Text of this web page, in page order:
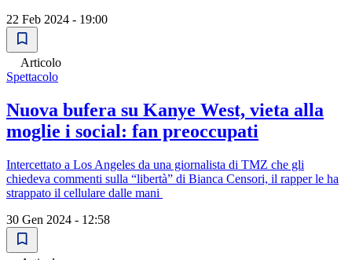
22 Feb 2024 - 19:00
Articolo
Spettacolo
Nuova bufera su Kanye West, vieta alla
moglie i social: fan preoccupati
Intercettato a Los Angeles da una giornalista di TMZ che gli
chiedeva commenti sulla “libertà” di Bianca Censori, il rapper le ha
strappato il cellulare dalle mani
30 Gen 2024 - 12:58